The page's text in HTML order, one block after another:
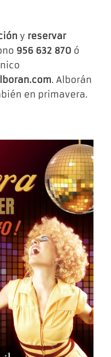
y reservar
956 632 870 ó
. Alborán
en primavera.